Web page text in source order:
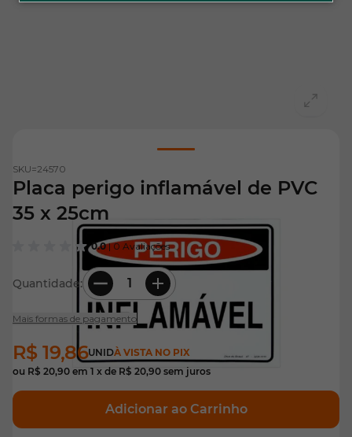
0.0| 0 Avaliações
SKU=24570
Placa perigo inflamável de PVC
35 x 25cm
Quantidade:
Mais formas de pagamento
R$ 19,86UNIDÀ VISTA NO PIX
ou R$ 20,90 em 1 x de R$ 20,90 sem juros
Adicionar ao Carrinho